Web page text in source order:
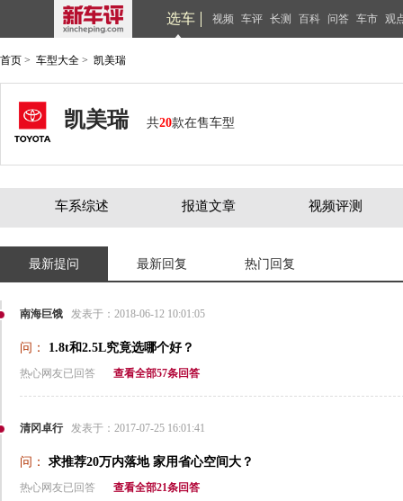
选车 视频 车评 长测 百科 问答 车市 观
首页 > 车型大全 > 凯美瑞
凯美瑞 共20款在售车型
车系综述 报道文章 视频评测
最新提问 最新回复 热门回复
南海巨饿 发表于：2018-06-12 10:01:05
问： 1.8t和2.5L究竟选哪个好？
热心网友已回答 查看全部57条回答
清冈卓行发表于：2017-07-25 16:01:41
问： 求推荐20万内落地 家用省心空间大？
热心网友已回答 查看全部21条回答